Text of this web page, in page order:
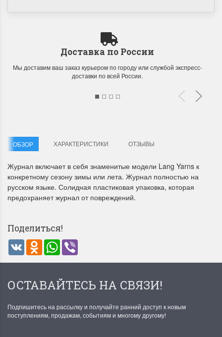
Летние Скидки
честь первого летнего дня
ПОДРОБНЕЕ
Анастасия Туманова
1 июня 2024 11:29
22 мая 2024 13:01
Доставка по России
Мы доставим ваш заказ курьером по городу или службой экспресс-
доставки по всей России.
ОБЗОР ХАРАКТЕРИСТИКИ ОТЗЫВЫ
Журнал включает в себя знаменитые модели Lang Yarns к
конкретному сезону зимы или лета. Журнал полностью на
русском языке. Солидная пластиковая упаковка, которая
предохраняет журнал от повреждений.
Поделиться!
VK Odnoklassniki
WhatsApp
ОСТАВАЙТЕСЬ НА СВЯЗИ!
Подпишитесь на рассылку и получайте ранний доступ к новым
поступлениям, продажам, событиям и многому другому!